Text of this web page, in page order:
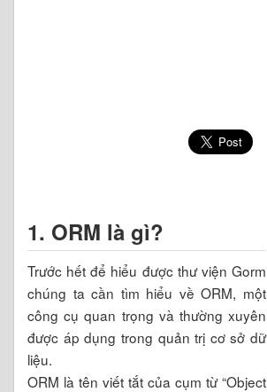
1. ORM là gì?
Trước hết để hiểu được thư viện Gorm
chúng ta cần tìm hiểu về ORM, một
công cụ quan trọng và thường xuyên
được áp dụng trong quản trị cơ sở dữ
liệu.
ORM là tên viết tắt của cụm từ “Object